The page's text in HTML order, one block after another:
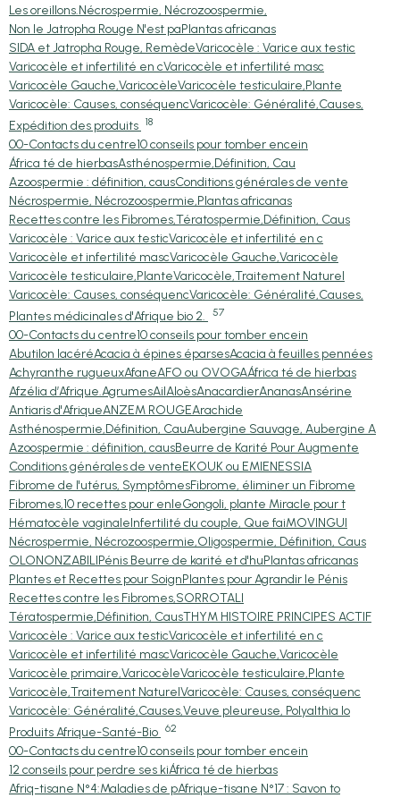
Les oreillons.Nécrospermie, Nécrozoospermie,
Non le Jatropha Rouge N'est paPlantas africanas
SIDA et Jatropha Rouge, RemèdeVaricocèle : Varice aux testic
Varicocèle et infertilité en cVaricocèle et infertilité masc
Varicocèle Gauche,VaricocèleVaricocèle testiculaire,Plante
Varicocèle: Causes, conséquencVaricocèle: Généralité,Causes,
Expédition des produits 18
00-Contacts du centre10 conseils pour tomber encein
África té de hierbasAsthénospermie,Définition, Cau
Azoospermie : définition, causConditions générales de vente
Nécrospermie, Nécrozoospermie,Plantas africanas
Recettes contre les Fibromes,Tératospermie,Définition, Caus
Varicocèle : Varice aux testicVaricocèle et infertilité en c
Varicocèle et infertilité mascVaricocèle Gauche,Varicocèle
Varicocèle testiculaire,PlanteVaricocèle,Traitement Naturel
Varicocèle: Causes, conséquencVaricocèle: Généralité,Causes,
Plantes médicinales d'Afrique bio 2.
57
00-Contacts du centre10 conseils pour tomber encein
Abutilon lacéréAcacia à épines éparsesAcacia à feuilles pennées
Achyranthe rugueuxAfaneAFO ou OVOGAÁfrica té de hierbas
Afzélia d’Afrique.AgrumesAilAloèsAnacardierAnanasAnsérine
Antiaris d'AfriqueANZEM ROUGEArachide
Asthénospermie,Définition, CauAubergine Sauvage, Aubergine A
Azoospermie : définition, causBeurre de Karité Pour Augmente
Conditions générales de venteEKOUK ou EMIENESSIA
Fibrome de l'utérus, SymptômesFibrome, éliminer un Fibrome
Fibromes,10 recettes pour enleGongoli, plante Miracle pour t
Hématocèle vaginaleInfertilité du couple, Que faiMOVINGUI
Nécrospermie, Nécrozoospermie,Oligospermie, Définition, Caus
OLONONZABILIPénis Beurre de karité et d'huPlantas africanas
Plantes et Recettes pour SoignPlantes pour Agrandir le Pénis
Recettes contre les Fibromes,SORROTALI
Tératospermie,Définition, CausTHYM HISTOIRE PRINCIPES ACTIF
Varicocèle : Varice aux testicVaricocèle et infertilité en c
Varicocèle et infertilité mascVaricocèle Gauche,Varicocèle
Varicocèle primaire,VaricocèleVaricocèle testiculaire,Plante
Varicocèle,Traitement NaturelVaricocèle: Causes, conséquenc
Varicocèle: Généralité,Causes,Veuve pleureuse, Polyalthia lo
Produits Afrique-Santé-Bio 62
00-Contacts du centre10 conseils pour tomber encein
12 conseils pour perdre ses kiÁfrica té de hierbas
Afriq-tisane N°4:Maladies de pAfrique-tisane N°17 : Savon to